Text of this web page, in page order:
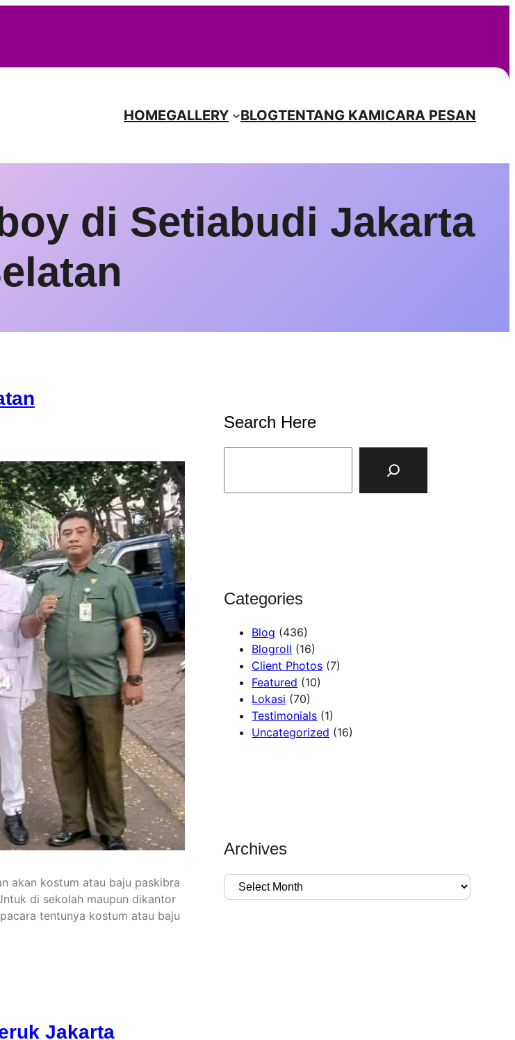
HOMEGALLERY BLOGTENTANG KAMICARA PESAN
di Setiabudi Jakarta
akan kostum atau baju paskibra
di sekolah maupun dikantor
tentunya kostum atau baju
Jakarta
Search Here
Categories
Blog (436)
Blogroll (16)
Client Photos (7)
Featured (10)
Lokasi (70)
Testimonials (1)
Uncategorized (16)
Archives
A
r